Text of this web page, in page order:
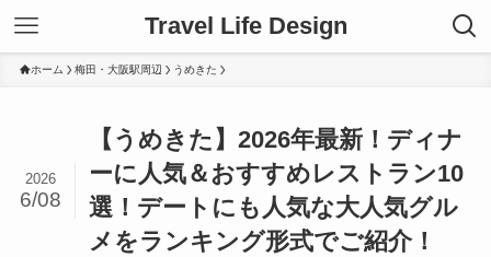
Travel Life Design
ホーム 梅田・大阪駅周辺 うめきた
【うめきた】2026年最新！ディナ
ーに人気＆おすすめレストラン10
選！デートにも人気な大人気グル
メをランキング形式でご紹介！
2026
6/08